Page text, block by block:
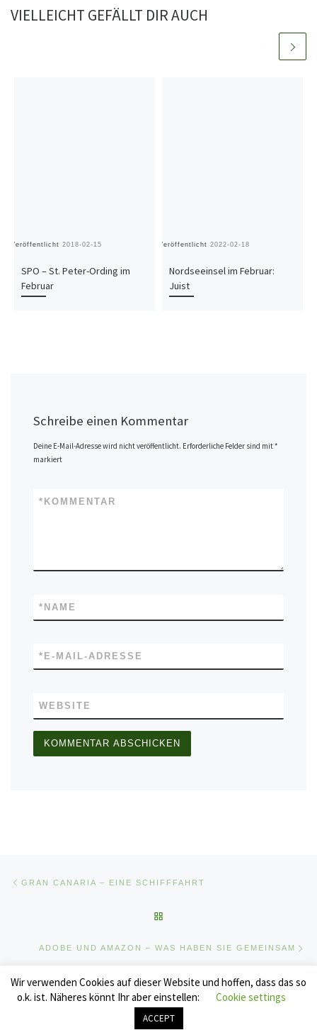
VIELLEICHT GEFÄLLT DIR AUCH
Veröffentlicht2018-02-15
SPO – St. Peter-Ording im
Februar
Veröffentlicht2022-02-18
Nordseeinsel im Februar:
Juist
Schreibe einen Kommentar
Deine E-Mail-Adresse wird nicht veröffentlicht. Erforderliche Felder sind mit*
markiert
KOMMENTAR
*
NAME
*
E-MAIL-ADRESSE
*
WEBSITE
Beitragsnavigation
GRAN CANARIA – EINE SCHIFFFAHRT
ADOBE UND AMAZON – WAS HABEN SIE GEMEINSAM
© 2026 stylogram – Alle Rechte vorbehalten
Entworfen mit Customizr Pro
Wir verwenden Cookies auf dieser Website und hoffen, dass das so
o.k. ist. Näheres könnt Ihr aber einstellen:
Cookie settings
ACCEPT